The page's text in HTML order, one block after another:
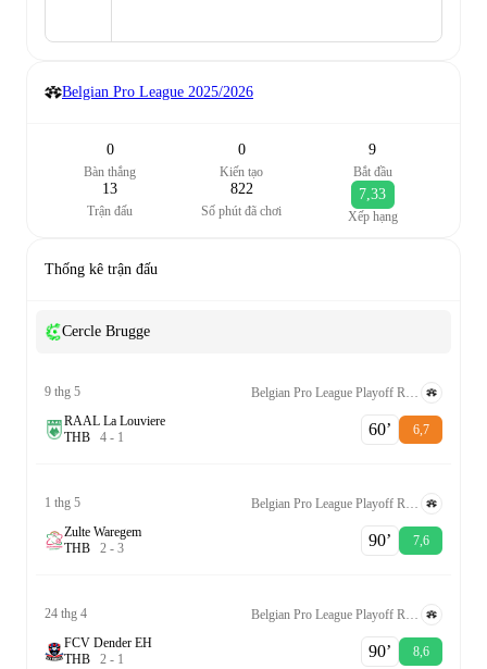
Belgian Pro League 2025/2026
0
Bàn thắng
0
Kiến tạo
9
Bắt đầu
13
Trận đấu
822
Số phút đã chơi
7,33
Xếp hạng
Thống kê trận đấu
Cercle Brugge
9 thg 5
RAAL La Louviere
THB 4 - 1 60‎’‎ 6,7
1 thg 5
Zulte Waregem
THB 2 - 3 90‎’‎ 7,6
24 thg 4
FCV Dender EH
THB 2 - 1 90‎’‎ 8,6